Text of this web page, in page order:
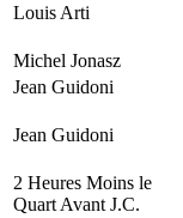
Louis Arti
Michel Jonasz
Jean Guidoni
Jean Guidoni
2 Heures Moins le
Quart Avant J.C.